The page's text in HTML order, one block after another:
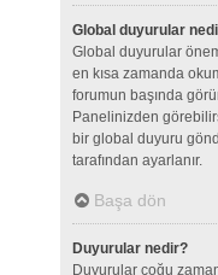
Global duyurular
Global duyurular
en kısa zamanda
forumun başında
Panelinizden
bir global duyuru
tarafından ayarlanır.
Başa dön
Duyurular nedir?
Duyurular çoğu